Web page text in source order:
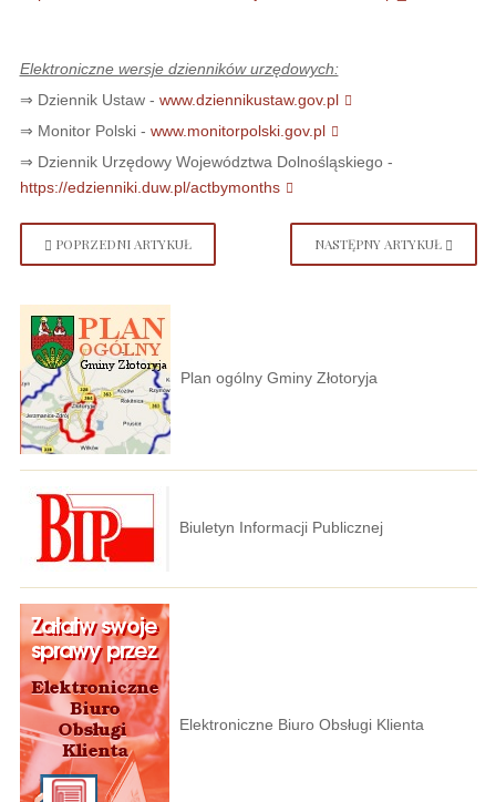
Elektroniczne wersje dzienników urzędowych:
⇒ Dziennik Ustaw - www.dziennikustaw.gov.pl
⇒ Monitor Polski - www.monitorpolski.gov.pl
⇒ Dziennik Urzędowy Województwa Dolnośląskiego -
https://edzienniki.duw.pl/actbymonths
POPRZEDNI ARTYKUŁ NASTĘPNY ARTYKUŁ
Plan ogólny Gminy Złotoryja
Biuletyn Informacji Publicznej
Elektroniczne Biuro Obsługi Klienta